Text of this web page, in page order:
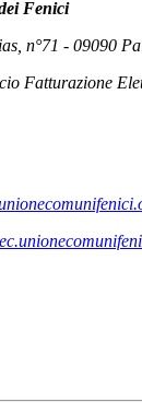
Fenici
n°71 - 09090
Fatturazione